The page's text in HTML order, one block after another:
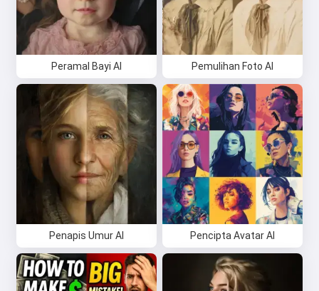
Peramal Bayi AI Pemulihan Foto AI
Penapis Umur AI Pencipta Avatar AI